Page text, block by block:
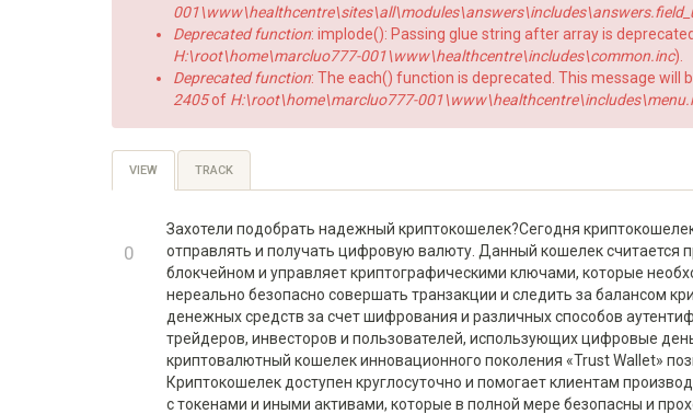
Deprecated function: implode(): Passing glue string after array is
H:\root\home\marcluo777-001\www\healthcentre\includes\common.inc).
Deprecated function: The each() function is deprecated. This message will
2405of H:\root\home\marcluo777-
Primary
VIEW (ACTIVE
TAB)
TRACK
+1
0
-1
Захотели подобрать надежный криптокошелек?Сегодня
отправлять и получать цифровую валюту. Данный кошелек считается
блокчейном и управляет криптографическими ключами, которые
нереально безопасно совершать транзакции и следить за балансом
денежных средств за счет шифрования и различных способов
трейдеров, инвесторов и пользователей, использующих цифровые
криптовалютный кошелек инновационного поколения «Trust Wallet»
Криптокошелек доступен круглосуточно и помогает клиентам
с токенами и иными активами, которые в полной мере безопасны и